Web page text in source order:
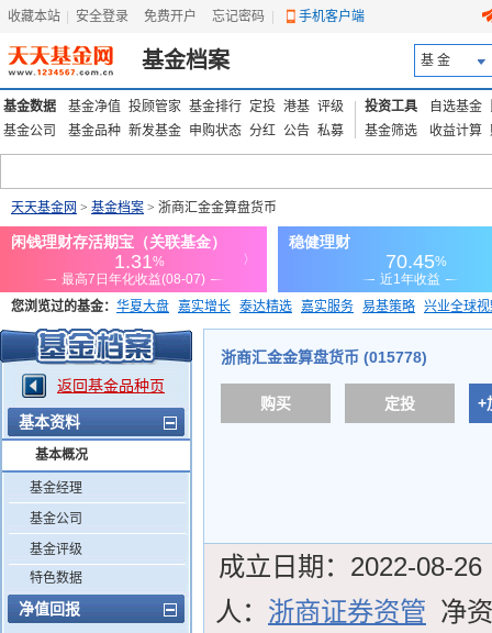
收藏本站 安全登录 免费开户 忘记密码 手机客户端
基金档案 基 金
基金数据 基金净值 投顾管家 基金排行 定投 港基 评级
基金公司
基金品种 新发基金 申购状态 分红 公告 私募
投资工具 自选基金
基金筛选
收益计算
天天基金网 > 基金档案 > 浙商汇金金算盘货币
您浏览过的基金： 华夏大盘 嘉实增长 泰达精选 嘉实服务 易基策略 兴业全球
添富优势 华安宏利 上证180价值ETF
返回基金品种页
基本资料
基本概况
基金经理
基金公司
基金评级
特色数据
净值回报
浙商汇金金算盘货币 (015778)
购买 定投 +
成立日期： 2022-08-26
人： 浙商证券资管 净